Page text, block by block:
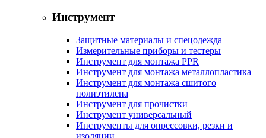
Инструмент
Защитные материалы и спецодежда
Измерительные приборы и тестеры
Инструмент для монтажа PPR
Инструмент для монтажа металлопластика
Инструмент для монтажа сшитого
полиэтилена
Инструмент для прочистки
Инструмент универсальный
Инструменты для опрессовки, резки и
изоляции